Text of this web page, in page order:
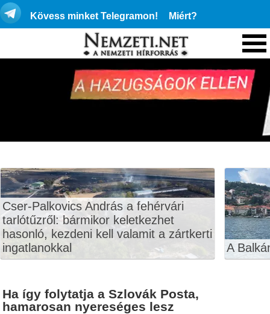
Kövess minket Telegramon! Miért?
Cser-Palkovics András a fehérvári
tarlótűzről: bármikor keletkezhet
hasonló, kezdeni kell valamit a zártkerti
ingatlanokkal
A
Ha így folytatja a Szlovák Posta,
hamarosan nyereséges lesz